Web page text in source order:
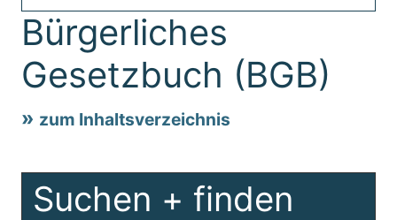
Bürgerliches
Gesetzbuch (BGB)
zum Inhaltsverzeichnis
Suchen + finden